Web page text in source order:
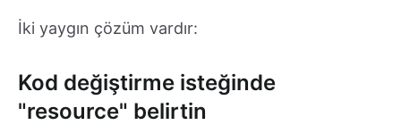
İki yaygın çözüm vardır:
Kod değiştirme isteğinde
"resource" belirtin